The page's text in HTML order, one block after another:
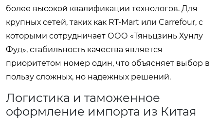
более высокой квалификации технологов. Для
крупных сетей, таких как RT-Mart или Carrefour, с
которыми сотрудничает ООО «Тяньцзинь Хунлу
Фуд», стабильность качества является
приоритетом номер один, что объясняет выбор в
пользу сложных, но надежных решений.
Логистика и таможенное
оформление импорта из Китая